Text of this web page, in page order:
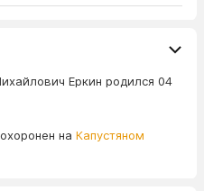
Еркин родился 04
на Капустяном